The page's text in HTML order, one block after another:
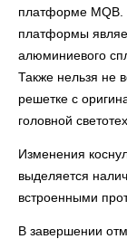
платформе MQB.
платформы
алюминиевого
Также нельзя не
решетке с
головной
Изменения
выделяется
встроенными
В завершении